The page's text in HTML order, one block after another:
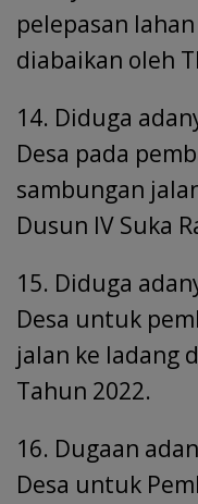
pelepasan
diabaikan oleh
14. Diduga
Desa pada
sambungan
Dusun IV Suka
15. Diduga
Desa untuk
jalan ke ladang
Tahun 2022.
16. Dugaan
Desa untuk